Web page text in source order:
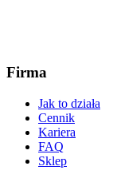
Firma
Jak to działa
Cennik
Kariera
FAQ
Sklep